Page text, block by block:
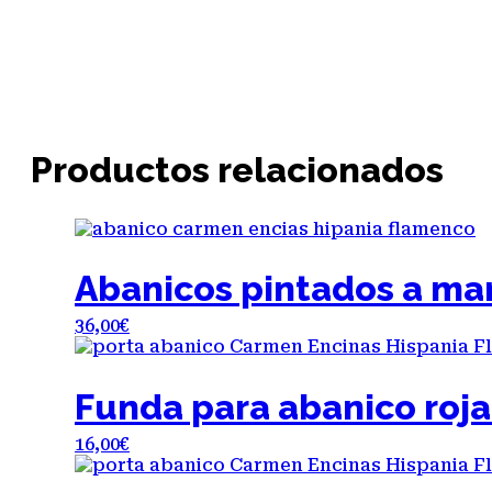
Productos relacionados
Abanicos pintados a
36,00€
Funda para abanico
16,00€